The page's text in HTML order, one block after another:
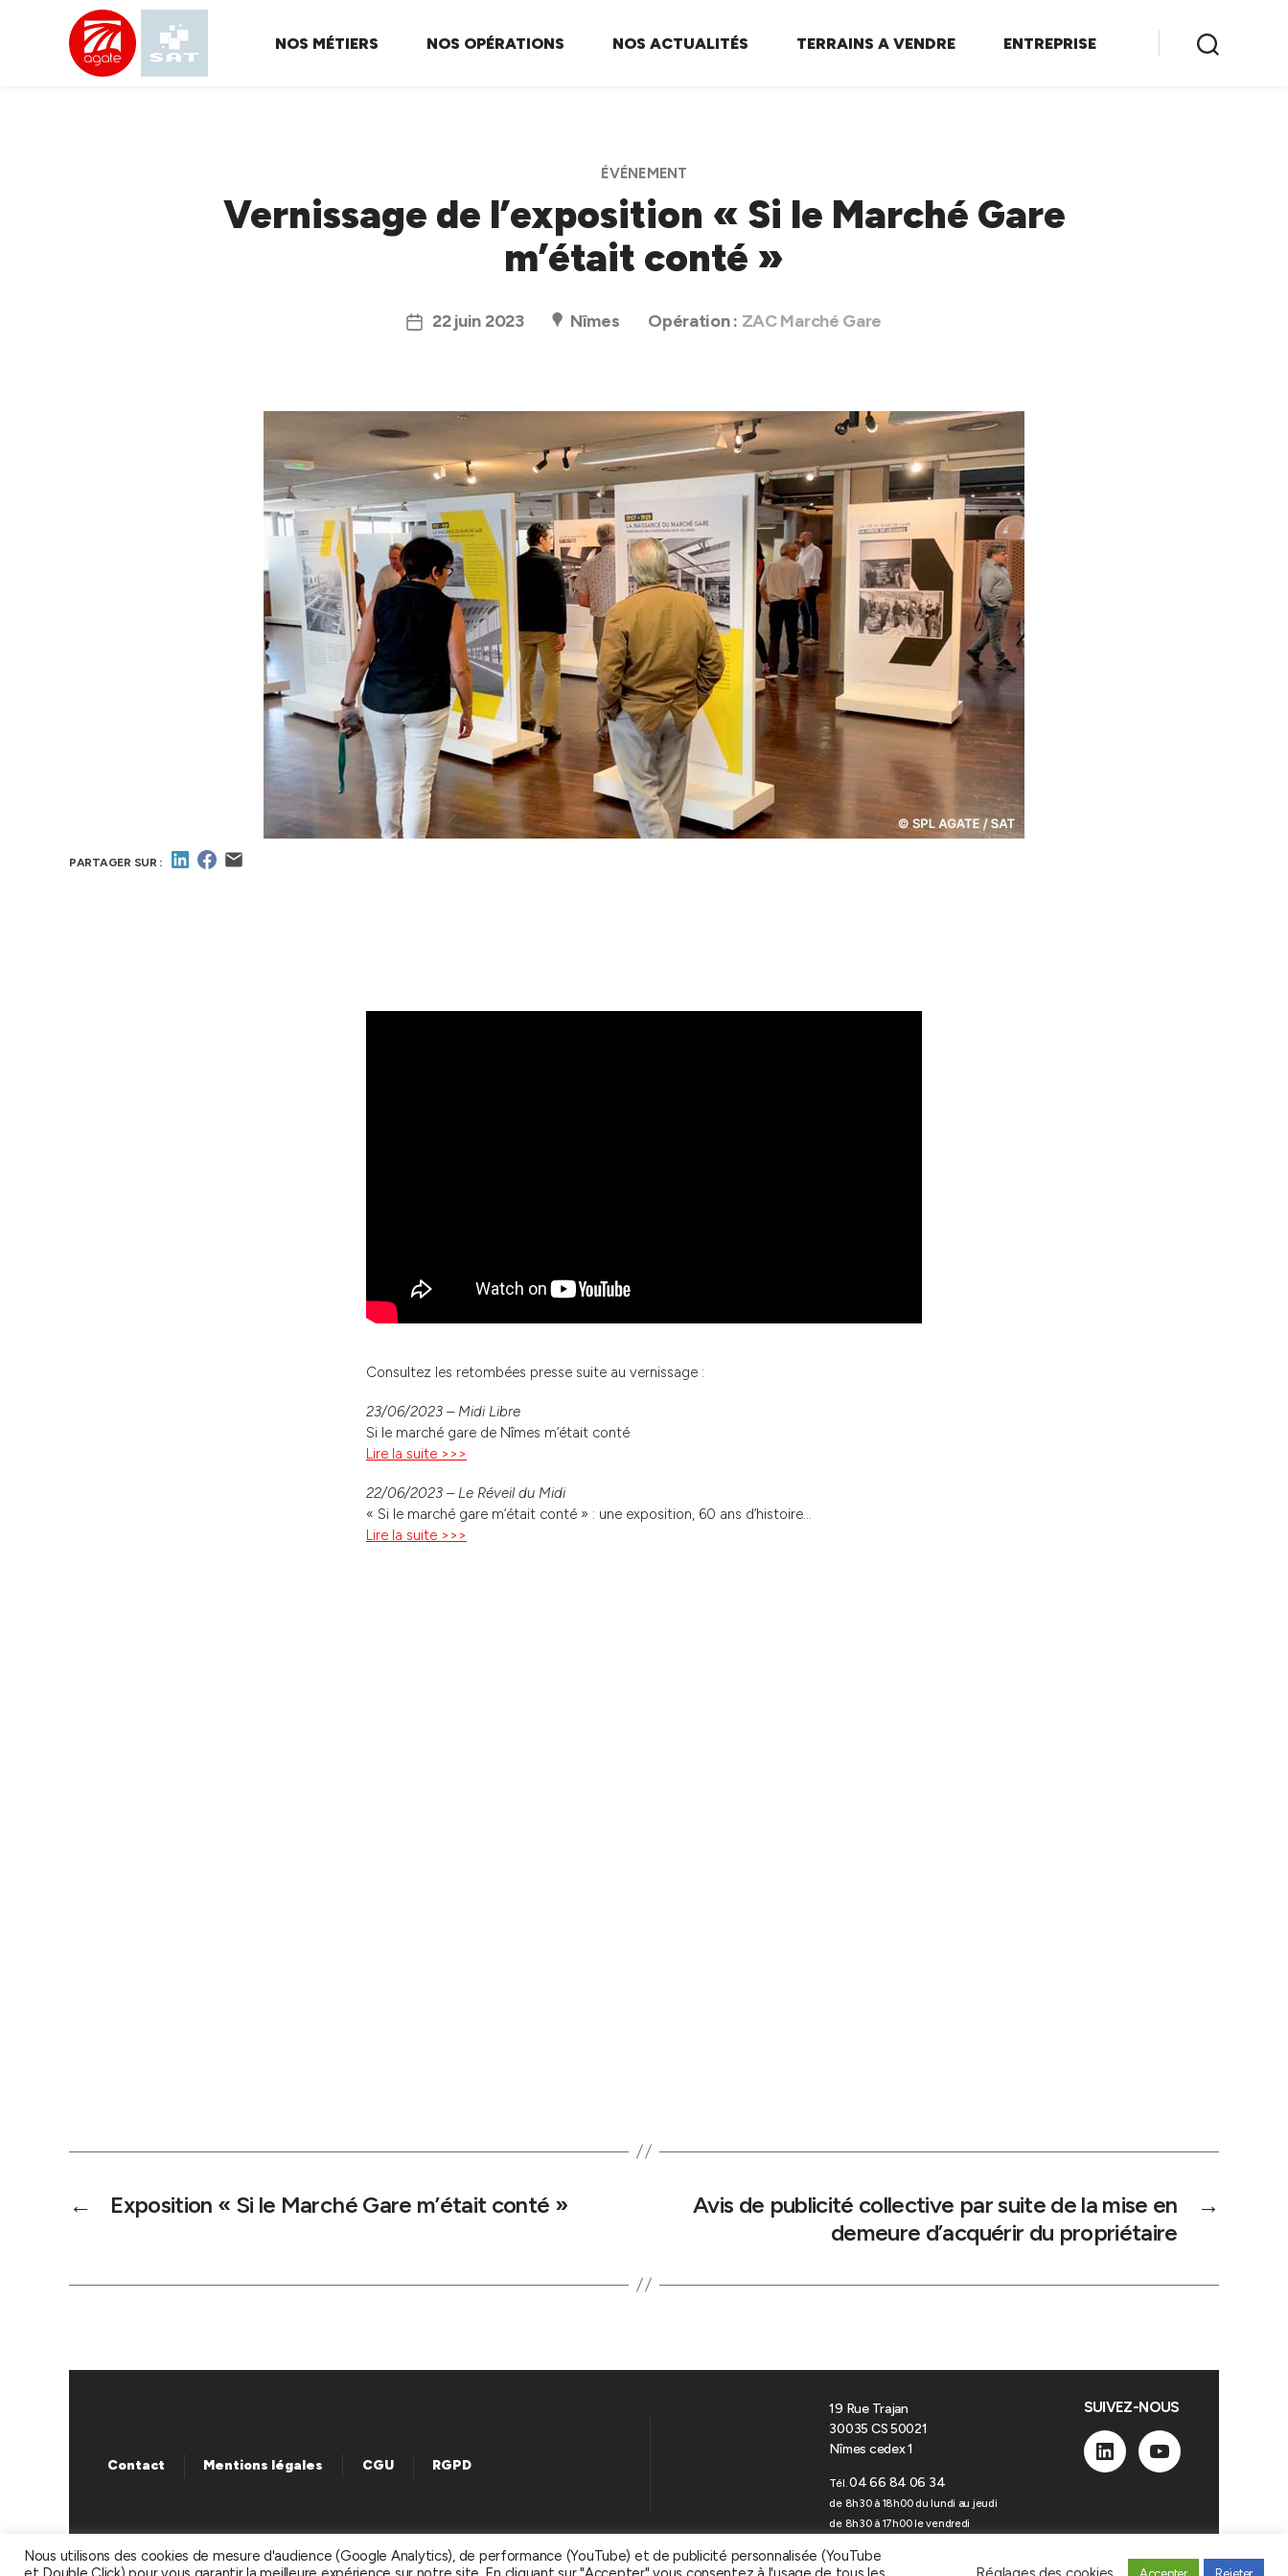
NOS MÉTIERS NOS OPÉRATIONS NOS ACTUALITÉS TERRAINS A VENDRE ENTREPRISE
ÉVÉNEMENT
Vernissage de l’exposition « Si le Marché Gare
m’était conté »
Date22 juin 2023 Nîmes Opération : ZAC Marché Gare
PARTAGER SUR :
Consultez les retombées presse suite au vernissage :
23/06/2023 – Midi Libre
Si le marché gare de Nîmes m’était conté
Lire la suite >>>
22/06/2023 – Le Réveil du Midi
« Si le marché gare m’était conté » : une exposition, 60 ans d’histoire…
Lire la suite >>>
← Exposition « Si le Marché Gare m’était conté » →
Avis de publicité collective par suite de la mise en
demeure d’acquérir du propriétaire
Contact Mentions légales CGU RGPD
19 Rue Trajan
30035 CS 50021
Nîmes cedex 1
Tél.04 66 84 06 34
de 8h30 à 18h00 du lundi au jeudi
de 8h30 à 17h00 le vendredi
SUIVEZ-NOUS
Linkedin YouTube
Nous utilisons des cookies de mesure d'audience (Google Analytics), de performance (YouTube) et de publicité personnalisée (YouTube
Accepter Rejeter